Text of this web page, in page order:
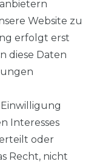
Website zu
erfolgt erst
diese Daten
Interesses
oder
Recht, nicht